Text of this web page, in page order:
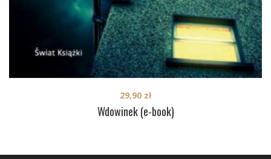
Wdowinek (e-book)
29,90 zł